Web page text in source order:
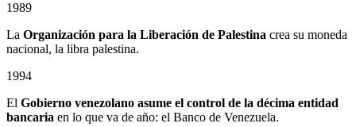
1989
La Organización para la Liberación de Palestina crea su moneda
nacional, la libra palestina.
1994
El Gobierno venezolano asume el control de la décima entidad
bancaria en lo que va de año: el Banco de Venezuela.